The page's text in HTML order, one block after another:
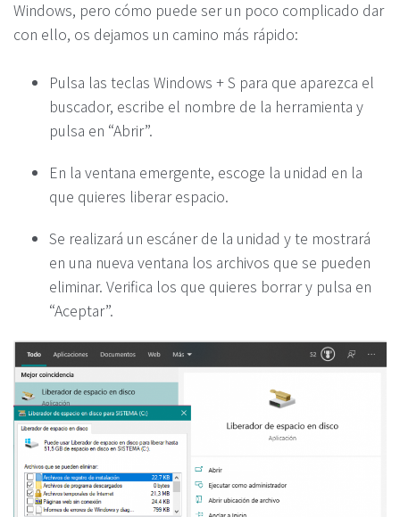
Windows, pero cómo puede ser un poco complicado dar
con ello, os dejamos un camino más rápido:
Pulsa las teclas Windows + S para que aparezca el
buscador, escribe el nombre de la herramienta y
pulsa en “Abrir”.
En la ventana emergente, escoge la unidad en la
que quieres liberar espacio.
Se realizará un escáner de la unidad y te mostrará
en una nueva ventana los archivos que se pueden
eliminar. Verifica los que quieres borrar y pulsa en
“Aceptar”.